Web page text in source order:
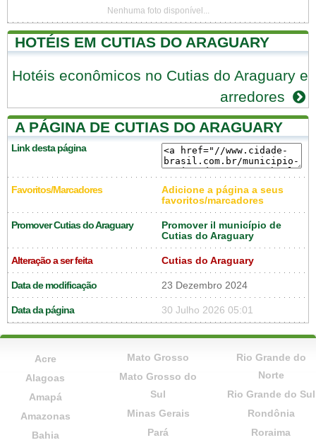
Nenhuma foto disponível...
HOTÉIS EM CUTIAS DO ARAGUARY
Hotéis econômicos no Cutias do Araguary e
arredores
A PÁGINA DE CUTIAS DO ARAGUARY
Link desta página
Favoritos/Marcadores
Adicione a página a seus
favoritos/marcadores
Promover Cutias do Araguary
Promover il município de
Cutias do Araguary
Alteração a ser feita Cutias do Araguary
Data de modificação 23 Dezembro 2024
Data da página 30 Julho 2026 05:01
Acre
Alagoas
Amapá
Amazonas
Bahia
Mato Grosso
Mato Grosso do
Sul
Minas Gerais
Pará
Rio Grande do
Norte
Rio Grande do Sul
Rondônia
Roraima